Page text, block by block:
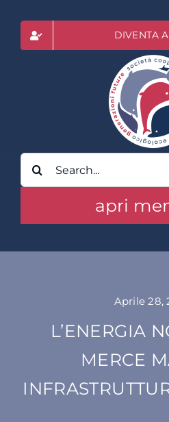
contenuto
DIVENTA
Cerca
per:
apri
CLASS
SU DI
Aprile 28,
L’ENERGIA
MERCE